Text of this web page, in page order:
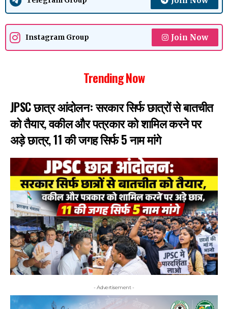
Instagram Group Join Now
Trending Now
JPSC छात्र आंदोलनः सरकार सिर्फ छात्रों से बातचीत
को तैयार, वकील और पत्रकार को शामिल करने पर
अड़े छात्र, 11 की जगह सिर्फ 5 नाम मांगे
- Advertisement -